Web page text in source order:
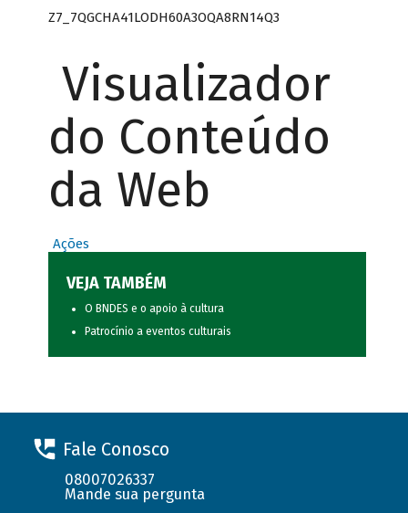
Z7_7QGCHA41LODH60A3OQA8RN14Q3
Visualizador
do Conteúdo
da Web
Ações
VEJA TAMBÉM
O BNDES e o apoio à cultura
Patrocínio a eventos culturais
Fale Conosco
08007026337
Mande sua pergunta